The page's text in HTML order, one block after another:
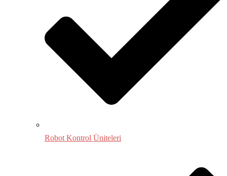
Robot Kontrol Üniteleri